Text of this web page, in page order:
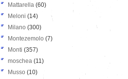
Mattarella (60)
Meloni (14)
Milano (300)
Montezemolo (7)
Monti (357)
moschea (11)
Musso (10)